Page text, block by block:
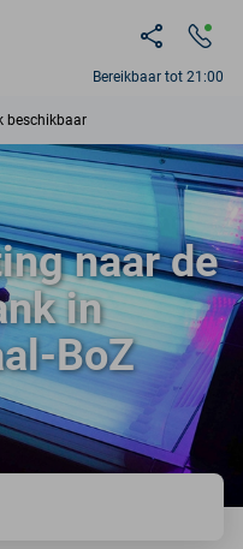
Bereikbaar tot 21:00
deals
leden
9,4
deals
naar de
in
BoZ